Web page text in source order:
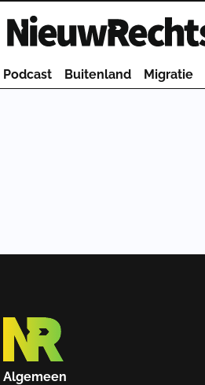
Homepage van NieuwRechts
Podcast Buitenland Migratie
Algemeen